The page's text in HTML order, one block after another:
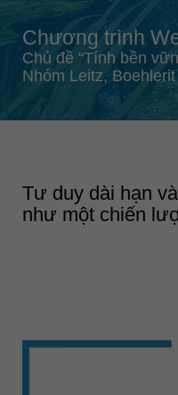
english
english
Chương trình
Chủ đề “Tính bền
Nhóm Leitz,
Tư duy dài hạn
như một chiến